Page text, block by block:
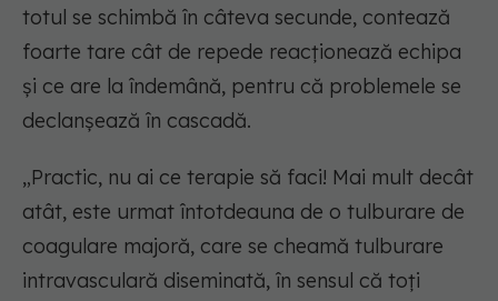
totul se schimbă în câteva secunde, contează
foarte tare cât de repede reacționează echipa
și ce are la îndemână, pentru că problemele se
declanșează în cascadă.
„Practic, nu ai ce terapie să faci! Mai mult decât
atât, este urmat întotdeauna de o tulburare de
coagulare majoră, care se cheamă tulburare
intravasculară diseminată, în sensul că toți